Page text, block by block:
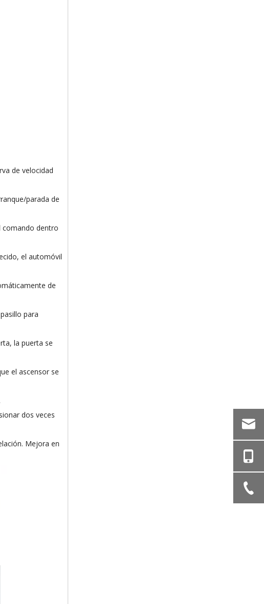
de velocidad
parada de
comando dentro
el automóvil
de
para
la puerta se
el ascensor se
dos veces
Mejora en